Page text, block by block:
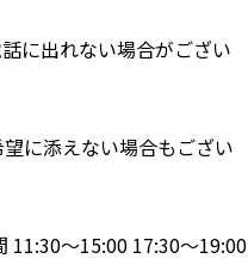
に出れない場合がござい
に添えない場合もござい
11:30～15:00 17:30～19:00